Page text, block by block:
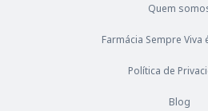
Quem
Farmácia Sempre Viva
Política de
Blog